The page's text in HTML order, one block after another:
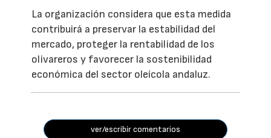
La organización considera que esta medida
contribuirá a preservar la estabilidad del
mercado, proteger la rentabilidad de los
olivareros y favorecer la sostenibilidad
económica del sector oleícola andaluz.
ver/escribir comentarios